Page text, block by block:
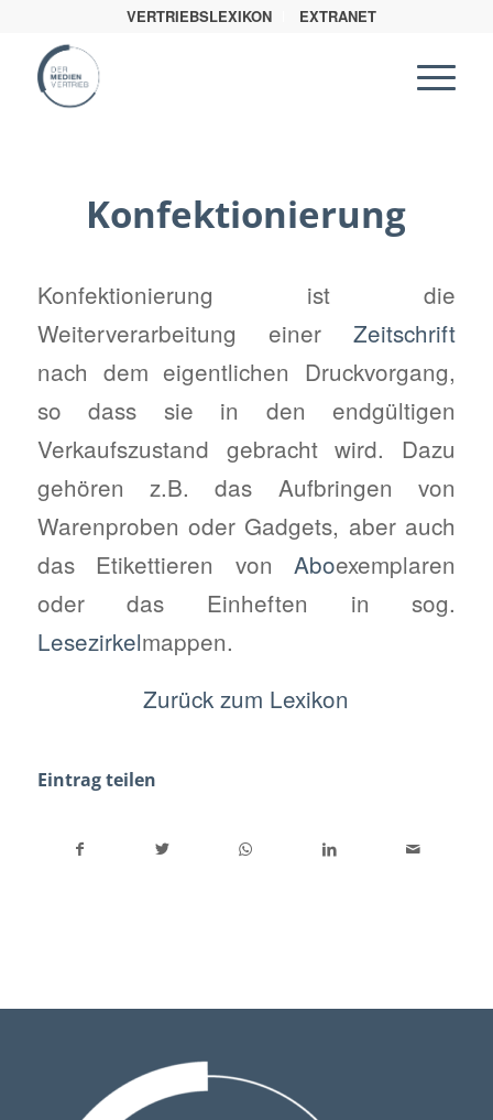
VERTRIEBSLEXIKON EXTRANET
Konfektionierung
Konfektionierung ist die
Weiterverarbeitung einerZeitschrift
nach dem eigentlichen Druckvorgang,
so dass sie in den endgültigen
Verkaufszustand gebracht wird. Dazu
gehören z.B. das Aufbringen von
Warenproben oder Gadgets, aber auch
das Etikettieren von Aboexemplaren
oder das Einheften in sog.
Lesezirkelmappen.
Zurück zum Lexikon
Eintrag teilen